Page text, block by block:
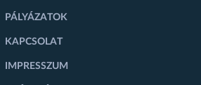
PÁLYÁZATOK
KAPCSOLAT
IMPRESSZUM